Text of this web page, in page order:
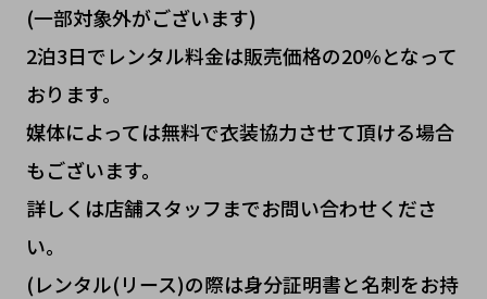
(一部対象外がございます)
2泊3日でレンタル料金は販売価格の20%となって
おります。
媒体によっては無料で衣装協力させて頂ける場合
もございます。
詳しくは店舗スタッフまでお問い合わせくださ
い。
(レンタル(リース)の際は身分証明書と名刺をお持